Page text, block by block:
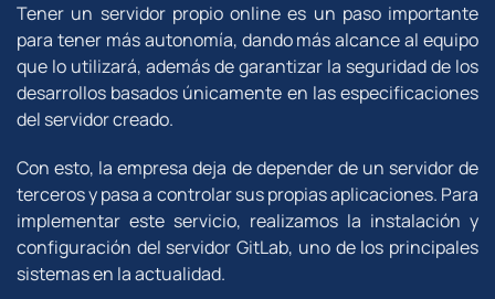
Tener un servidor propio online es un paso importante
para tener más autonomía, dando más alcance al equipo
que lo utilizará, además de garantizar la seguridad de los
desarrollos basados ​​únicamente en las especificaciones
del servidor creado.
Con esto, la empresa deja de depender de un servidor de
terceros y pasa a controlar sus propias aplicaciones. Para
implementar este servicio, realizamos la instalación y
configuración del servidor GitLab, uno de los principales
sistemas en la actualidad.